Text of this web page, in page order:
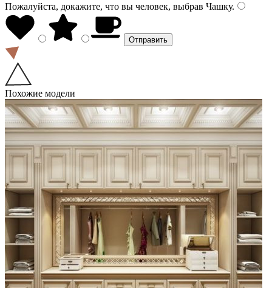
Пожалуйста, докажите, что вы человек, выбрав Чашку.
Похожие модели